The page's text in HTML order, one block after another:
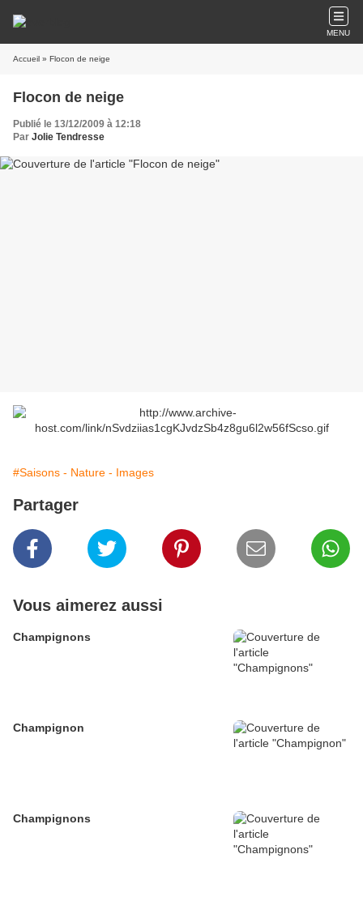
MENU
Accueil » Flocon de neige
Flocon de neige
Publié le 13/12/2009 à 12:18
Par Jolie Tendresse
#Saisons - Nature - Images
Partager
Vous aimerez aussi
Champignons
Champignon
Champignons